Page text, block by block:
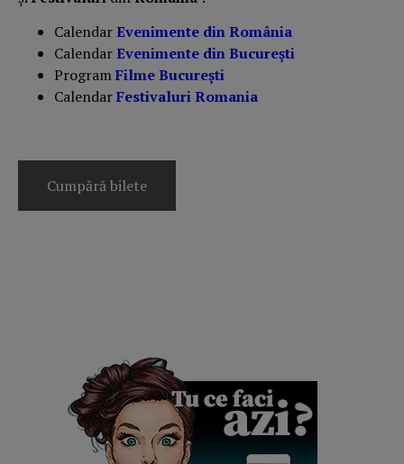
CalendarEvenimente din România
CalendarEvenimente din București
ProgramFilme București
CalendarFestivaluri Romania
Cumpără bilete